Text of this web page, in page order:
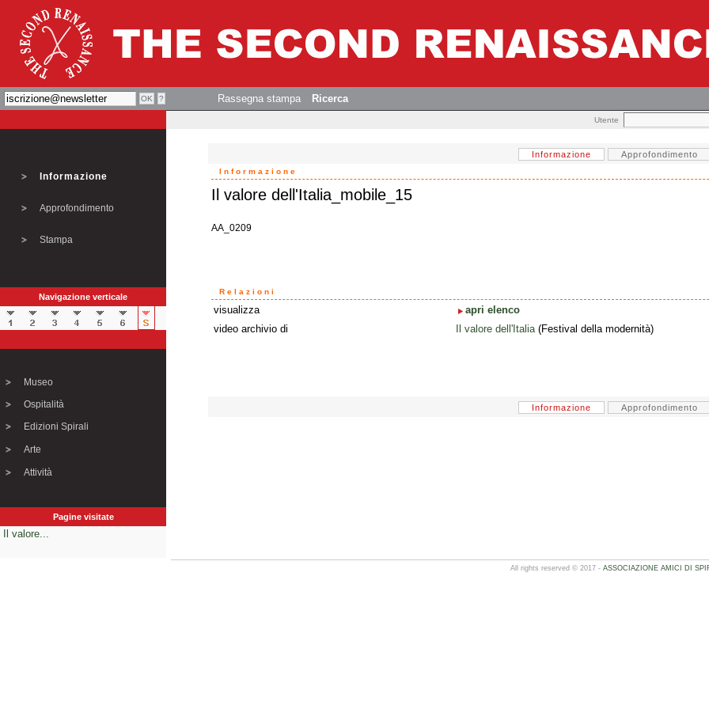
Rassegna stampa Ricerca
Utente
Informazione
Approfondimento
Stampa
Navigazione verticale
Museo
Ospitalità
Edizioni Spirali
Arte
Attività
Pagine visitate
Il valore...
Informazione Approfondimento
Informazione
Il valore dell'Italia_mobile_15
AA_0209
Relazioni
visualizza
apri elenco
video archivio di
Il valore dell'Italia(Festival della modernità)
Informazione Approfondimento
All rights reserved © 2017 - ASSOCIAZIONE AMICI DI